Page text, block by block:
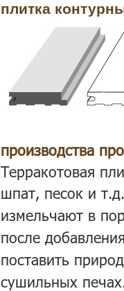
плитка
производства
Терракотовая
шпат, песок и
измельчают в
после
поставить
сушильных